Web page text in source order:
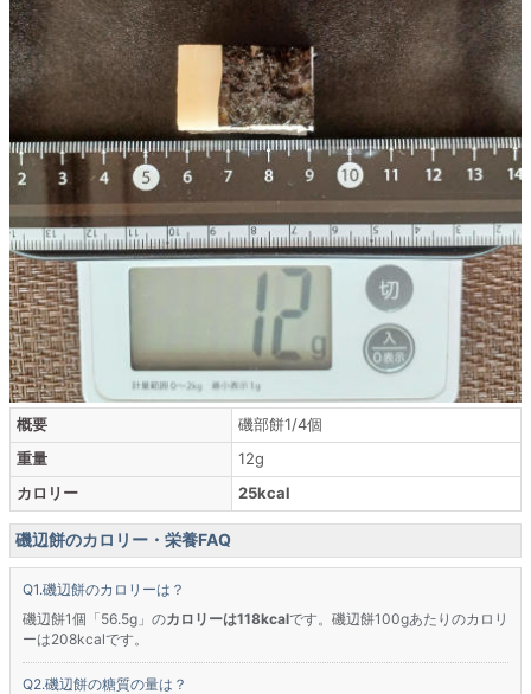
概要
磯部餅1/4個
重量
12g
カロリー
25kcal
磯辺餅のカロリー・栄養FAQ
磯辺餅のカロリーは？
磯辺餅1個「56.5g」のカロリーは118kcalです。磯辺餅100gあたりのカロリ
ーは208kcalです。
磯辺餅の糖質の量は？